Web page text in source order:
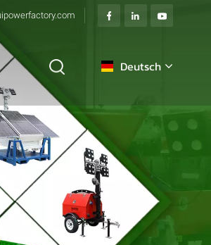
Deutsch
français
Deutsch
italiano